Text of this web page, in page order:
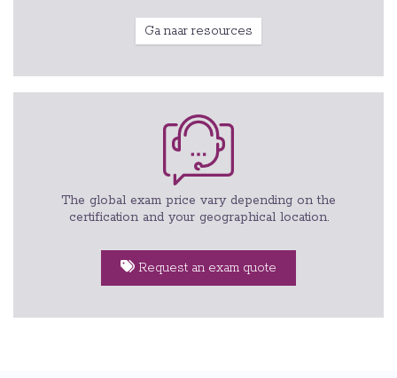
Ga naar resources
The global exam price vary depending on the
certification and your geographical location.
Request an exam quote